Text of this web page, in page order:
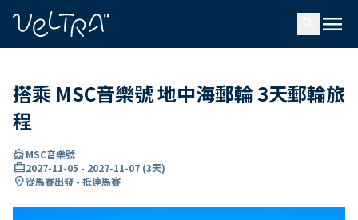
menu
搭乘 MSC音樂號 地中海郵輪 3天郵輪旅
程
directions_boatMSC音樂號
card_travel2027-11-05 - 2027-11-07 (3天)
location_on從馬賽出發 - 抵達馬賽